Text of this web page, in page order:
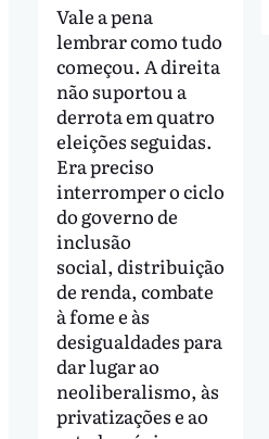
Vale a pena
lembrar como tudo
começou. A direita
não suportou a
derrota em quatro
eleições seguidas.
Era preciso
interromper o ciclo
do governo de
inclusão
social, distribuição
de renda, combate
à fome e às
desigualdades para
dar lugar ao
neoliberalismo, às
privatizações e ao